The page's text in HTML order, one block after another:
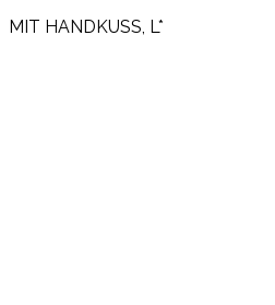
MIT HANDKUSS, L*